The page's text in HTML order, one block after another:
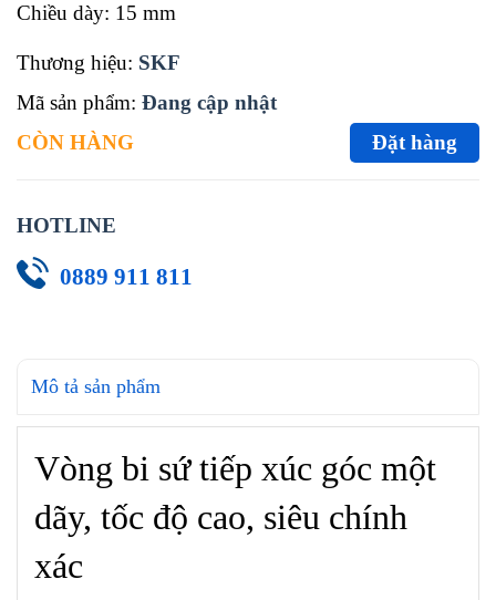
Chiều dày: 15 mm
Thương hiệu: SKF
Mã sản phẩm: Đang cập nhật
CÒN HÀNG
Đặt hàng
HOTLINE
0889 911 811
Mô tả sản phẩm
Vòng bi sứ tiếp xúc góc một
dãy, tốc độ cao, siêu chính
xác